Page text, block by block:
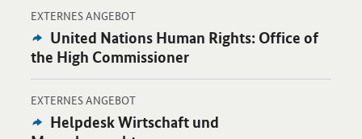
EXTERNES ANGEBOT-
Externes
Angebot:
United Nations Human Rights: Office of
the High Commissioner
Öffnet Einzelsicht
EXTERNES ANGEBOT-
Externes
Angebot:
Helpdesk Wirtschaft und
Öffnet Einzelsicht